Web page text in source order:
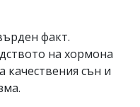
факт.
на хормона
качествения сън и